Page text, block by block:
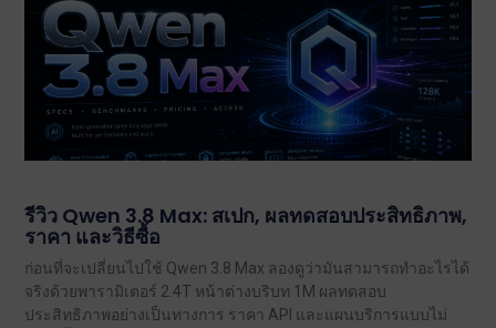
รีวิว Qwen 3.8 Max: สเปก, ผลทดสอบประสิทธิภาพ,
ราคา และวิธีซื้อ
ก่อนที่จะเปลี่ยนไปใช้ Qwen 3.8 Max ลองดูว่ามันสามารถทำอะไรได้
จริงด้วยพารามิเตอร์ 2.4T หน้าต่างบริบท 1M ผลทดสอบ
ประสิทธิภาพอย่างเป็นทางการ ราคา API และแผนบริการแบบไม่